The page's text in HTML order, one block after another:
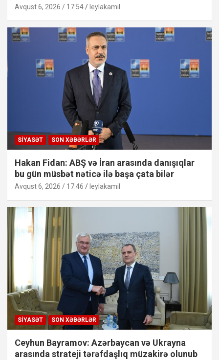
Avqust 6, 2026 / 17:54 leylakamil
SIYASƏT SON XƏBƏRLƏR
Hakan Fidan: ABŞ və İran arasında danışıqlar
bu gün müsbət nəticə ilə başa çata bilər
Avqust 6, 2026 / 17:46 leylakamil
SIYASƏT SON XƏBƏRLƏR
Ceyhun Bayramov: Azərbaycan və Ukrayna
arasında strateji tərəfdaşlıq müzakirə olunub